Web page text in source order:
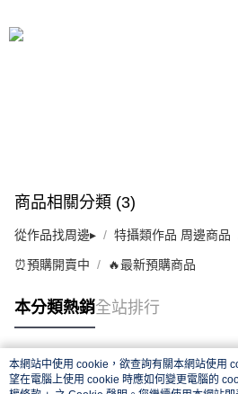
商品相關分類 (3)
從作品找周邊▸ 特攝類作品 周邊商品
⏰預購開賣中 🔥最新預購商品
本分類熱銷全站排行
熱門標籤
本網站中使用 cookie，欲查詢有關本網站使用
望在電腦上使用 cookie 時應如何變更電腦的